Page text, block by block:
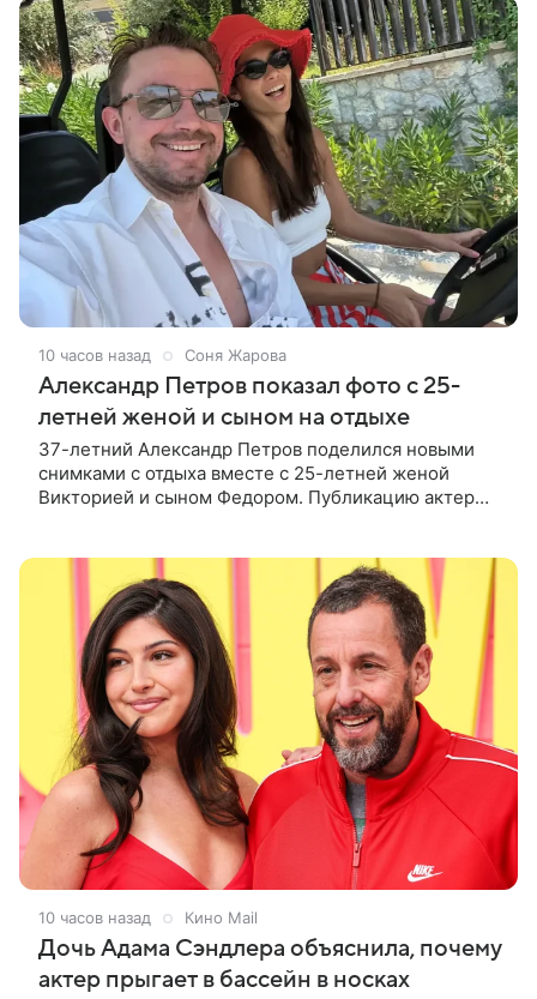
10 часов назад Соня Жарова
Александр Петров показал фото с 25-
летней женой и сыном на отдыхе
37-летний Александр Петров поделился новыми
снимками с отдыха вместе с 25-летней женой
Викторией и сыном Федором. Публикацию актер
10 часов назад Кино Mail
Дочь Адама Сэндлера объяснила, почему
актер прыгает в бассейн в носках